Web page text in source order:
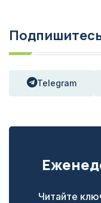
Telegram
Читайте